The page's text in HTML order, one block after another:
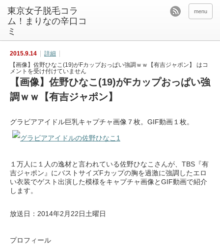
東京女子脱毛コラ
ム！まりなの辛口コ
ミ
menu
2015.9.14
詳細
【画像】佐野ひなこ(19)がFカップおっぱい強調ｗｗ【有吉ジャポン】 はコ
メントを受け付けていません
【画像】佐野ひなこ(19)がFカップおっぱい強
調ｗｗ【有吉ジャポン】
グラビアアイドル巨乳キャプチャ画像７枚。GIF動画１枚。
１万人に１人の逸材と言われている佐野ひなこさんが、TBS『有
吉ジャポン』にバストサイズFカップの胸を過激に強調したエロ
い衣装でゲスト出演した模様をキャプチャ画像とGIF動画で紹介
します。
放送日：2014年2月22日土曜日
プロフィール